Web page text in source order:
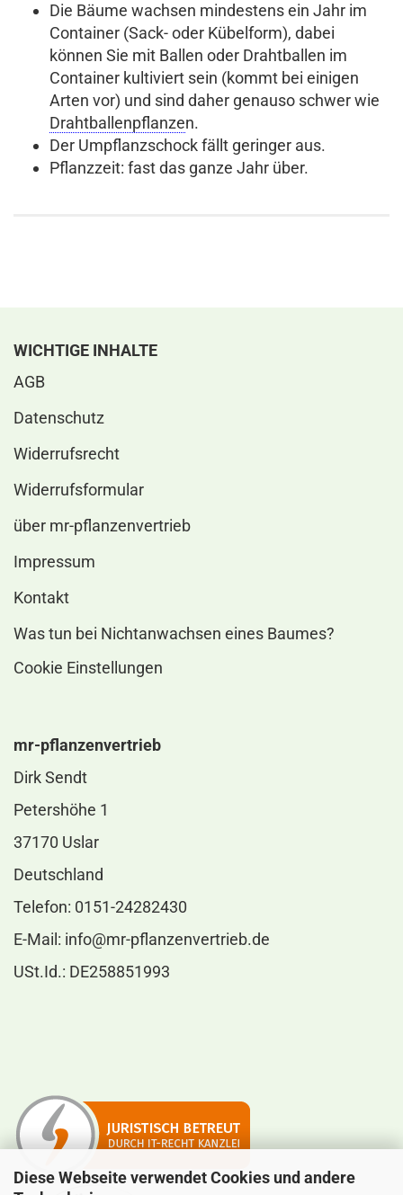
Diese Webseite verwendet Cookies und andere
Die Bäume wachsen mindestens ein Jahr im
Container (Sack- oder Kübelform), dabei
können Sie mit Ballen oder Drahtballen im
Container kultiviert sein (kommt bei einigen
Arten vor) und sind daher genauso schwer wie
Drahtballenpflanzen.
Der Umpflanzschock fällt geringer aus.
Pflanzzeit: fast das ganze Jahr über.
WICHTIGE INHALTE
AGB
Datenschutz
Widerrufsrecht
Widerrufsformular
über mr-pflanzenvertrieb
Impressum
Kontakt
Was tun bei Nichtanwachsen eines Baumes?
Cookie Einstellungen
mr-pflanzenvertrieb
Dirk Sendt
Petershöhe 1
37170 Uslar
Deutschland
Telefon: 0151-24282430
E-Mail: info@mr-pflanzenvertrieb.de
USt.Id.: DE258851993